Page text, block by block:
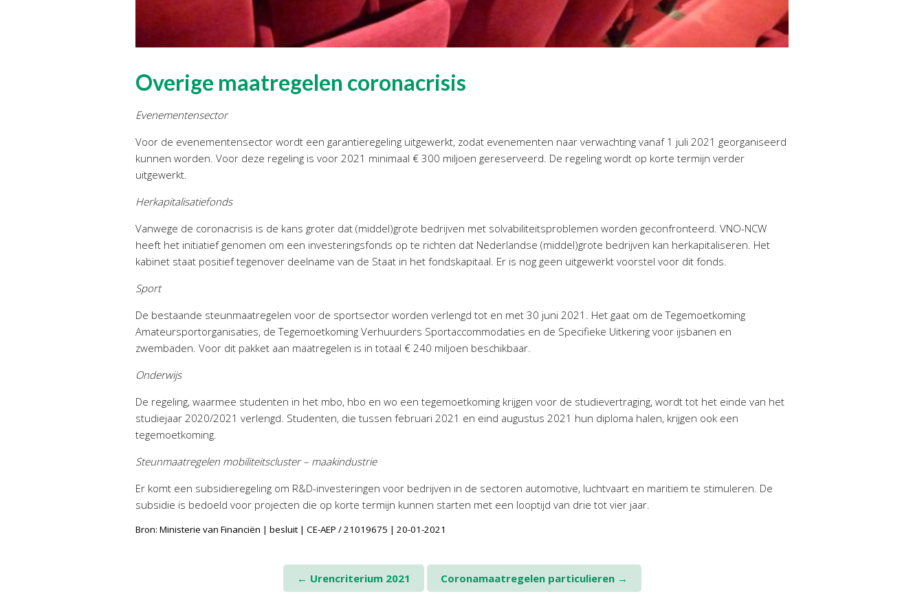
Overige maatregelen coronacrisis
Evenementensector
Voor de evenementensector wordt een garantieregeling uitgewerkt, zodat evenementen naar verwachting vanaf 1 juli 2021 georganiseerd
kunnen worden. Voor deze regeling is voor 2021 minimaal € 300 miljoen gereserveerd. De regeling wordt op korte termijn verder
uitgewerkt.
Herkapitalisatiefonds
Vanwege de coronacrisis is de kans groter dat (middel)grote bedrijven met solvabiliteitsproblemen worden geconfronteerd. VNO-NCW
heeft het initiatief genomen om een investeringsfonds op te richten dat Nederlandse (middel)grote bedrijven kan herkapitaliseren. Het
kabinet staat positief tegenover deelname van de Staat in het fondskapitaal. Er is nog geen uitgewerkt voorstel voor dit fonds.
Sport
De bestaande steunmaatregelen voor de sportsector worden verlengd tot en met 30 juni 2021. Het gaat om de Tegemoetkoming
Amateursportorganisaties, de Tegemoetkoming Verhuurders Sportaccommodaties en de Specifieke Uitkering voor ijsbanen en
zwembaden. Voor dit pakket aan maatregelen is in totaal € 240 miljoen beschikbaar.
Onderwijs
De regeling, waarmee studenten in het mbo, hbo en wo een tegemoetkoming krijgen voor de studievertraging, wordt tot het einde van het
studiejaar 2020/2021 verlengd. Studenten, die tussen februari 2021 en eind augustus 2021 hun diploma halen, krijgen ook een
tegemoetkoming.
Steunmaatregelen mobiliteitscluster – maakindustrie
Er komt een subsidieregeling om R&D-investeringen voor bedrijven in de sectoren automotive, luchtvaart en maritiem te stimuleren. De
subsidie is bedoeld voor projecten die op korte termijn kunnen starten met een looptijd van drie tot vier jaar.
Bron: Ministerie van Financiën | besluit | CE-AEP / 21019675 | 20-01-2021
← Urencriterium 2021 Coronamaatregelen particulieren →